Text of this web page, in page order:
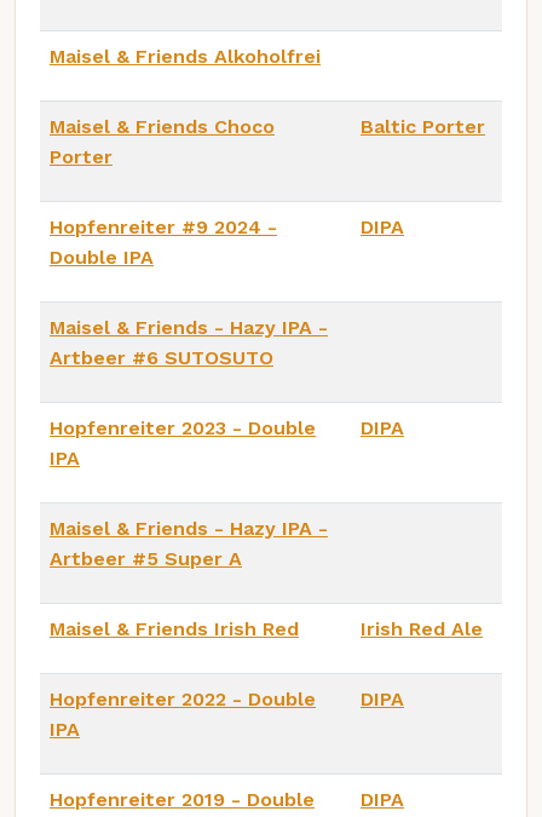
Maisel & Friends Alkoholfrei
Maisel & Friends Choco
Porter
Baltic Porter
Hopfenreiter #9 2024 -
Double IPA
DIPA
Maisel & Friends - Hazy IPA -
Artbeer #6 SUTOSUTO
Hopfenreiter 2023 - Double
IPA
DIPA
Maisel & Friends - Hazy IPA -
Artbeer #5 Super A
Maisel & Friends Irish Red Irish Red Ale
Hopfenreiter 2022 - Double
IPA
DIPA
Hopfenreiter 2019 - Double
DIPA